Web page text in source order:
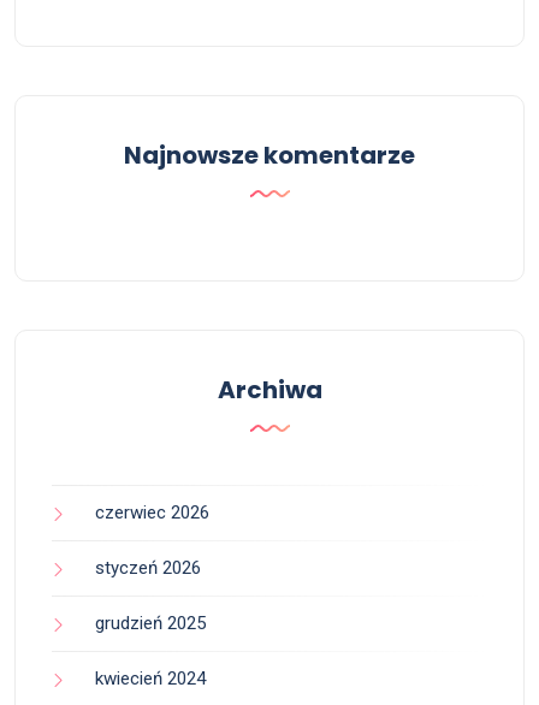
Najnowsze komentarze
Archiwa
czerwiec 2026
styczeń 2026
grudzień 2025
kwiecień 2024